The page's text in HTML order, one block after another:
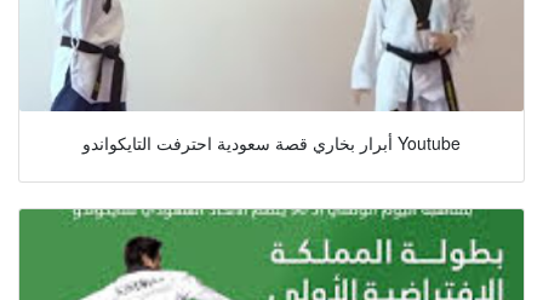
أبرار بخاري قصة سعودية احترفت التايكواندو Youtube